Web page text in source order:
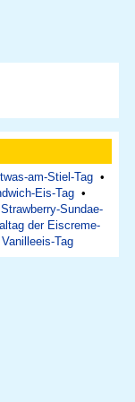
am-Stiel-Tag•
Eis-Tag •
Sundae-
der Eiscreme-
Vanilleeis-Tag